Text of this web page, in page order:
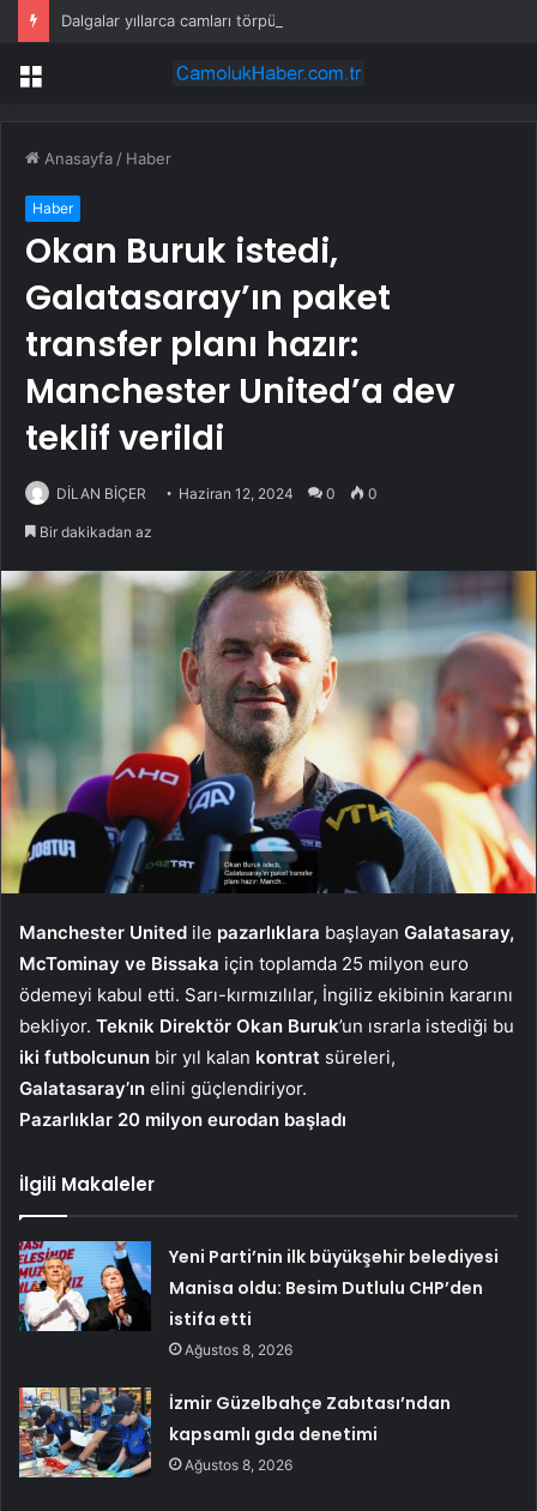
Menü
Anasayfa / Haber
Haber
Okan Buruk istedi,
Galatasaray’ın paket
transfer planı hazır:
Manchester United’a dev
teklif verildi
DİLAN BİÇER Haziran 12, 2024 0 0
Bir dakikadan az
Manchester United ile pazarlıklara başlayan Galatasaray,
McTominay ve Bissaka için toplamda 25 milyon euro
ödemeyi kabul etti. Sarı-kırmızılılar, İngiliz ekibinin kararını
bekliyor. Teknik Direktör Okan Buruk’un ısrarla istediği bu
iki futbolcunun bir yıl kalan kontrat süreleri,
Galatasaray’ın elini güçlendiriyor.
Pazarlıklar 20 milyon eurodan başladı
İlgili Makaleler
Yeni Parti’nin ilk büyükşehir belediyesi
Manisa oldu: Besim Dutlulu CHP’den
istifa etti
Ağustos 8, 2026
İzmir Güzelbahçe Zabıtası’ndan
kapsamlı gıda denetimi
Ağustos 8, 2026